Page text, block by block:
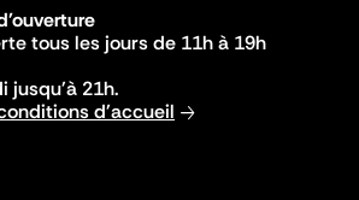
tous les jours de 11h à 19h
jusqu'à 21h.
d'accueil